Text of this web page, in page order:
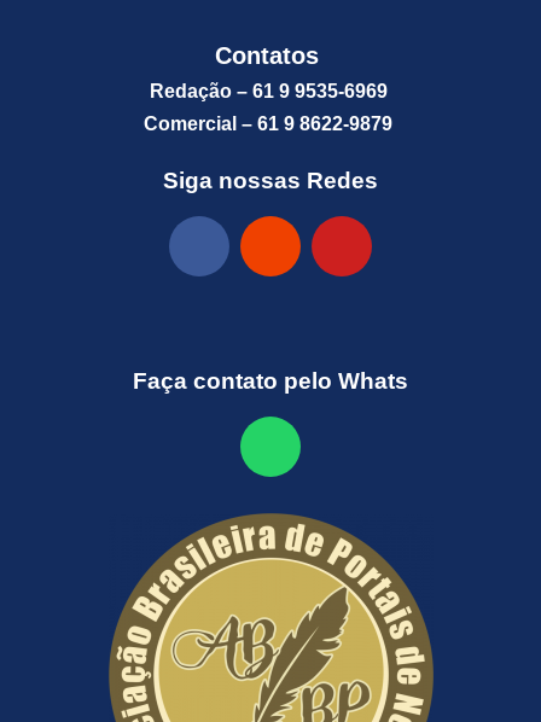
Contatos
Redação – 61 9 9535-6969
Comercial – 61 9 8622-9879
Siga nossas Redes
Faça contato pelo Whats